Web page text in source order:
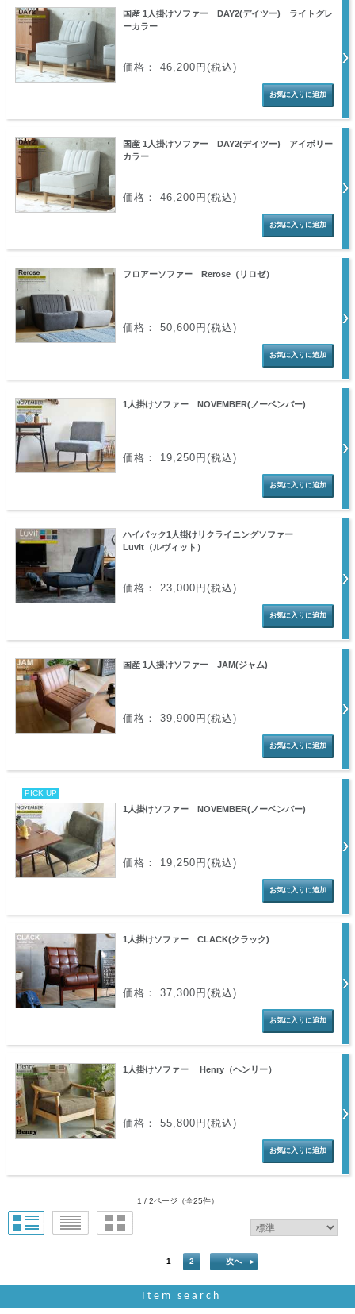
国産 1人掛けソファー DAY2(デイツー) ライトグレ
ーカラー
価格： 46,200円(税込)
国産 1人掛けソファー DAY2(デイツー) アイボリー
カラー
価格： 46,200円(税込)
フロアーソファー Rerose（リロゼ）
価格： 50,600円(税込)
1人掛けソファー NOVEMBER(ノーベンバー)
価格： 19,250円(税込)
ハイバック1人掛けリクライニングソファー
Luvit（ルヴィット）
価格： 23,000円(税込)
国産 1人掛けソファー JAM(ジャム)
価格： 39,900円(税込)
PICK UP
1人掛けソファー NOVEMBER(ノーベンバー)
価格： 19,250円(税込)
1人掛けソファー CLACK(クラック)
価格： 37,300円(税込)
1人掛けソファー Henry（ヘンリー）
価格： 55,800円(税込)
1 / 2ページ （全25件）
1 2 次へ
Item search